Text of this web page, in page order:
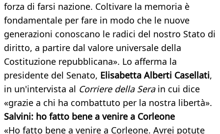
forza di farsi nazione. Coltivare la memoria è
fondamentale per fare in modo che le nuove
generazioni conoscano le radici del nostro Stato di
diritto, a partire dal valore universale della
Costituzione repubblicana». Lo afferma la
presidente del Senato, Elisabetta Alberti Casellati,
in un'intervista al Corriere della Serain cui dice
«grazie a chi ha combattuto per la nostra libertà».
Salvini: ho fatto bene a venire a Corleone
«Ho fatto bene a venire a Corleone. Avrei potute